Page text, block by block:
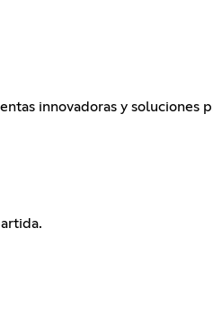
innovadoras y soluciones